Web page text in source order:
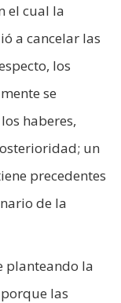
el cual la
a cancelar las
los
se
haberes,
un
precedentes
de la
planteando la
las